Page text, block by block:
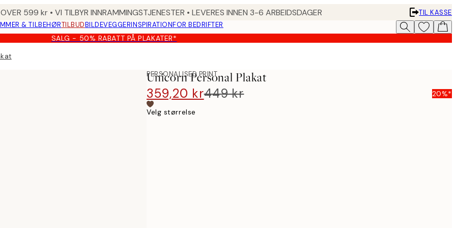
599 kr • VI TILBYR INNRAMMINGSTJENESTER • LEVERES INNEN 3-6 ARBEIDSDAGER
TIL KASSE
& TILBEHØRTILBUDBILDEVEGGERINSPIRATIONFOR BEDRIFTER
SALG - 50% RABATT PÅ PLAKATER*
PERSONALISED PRINT
Unicorn Personal Plakat
359,20 kr449 kr 20%*
Velg størrelse